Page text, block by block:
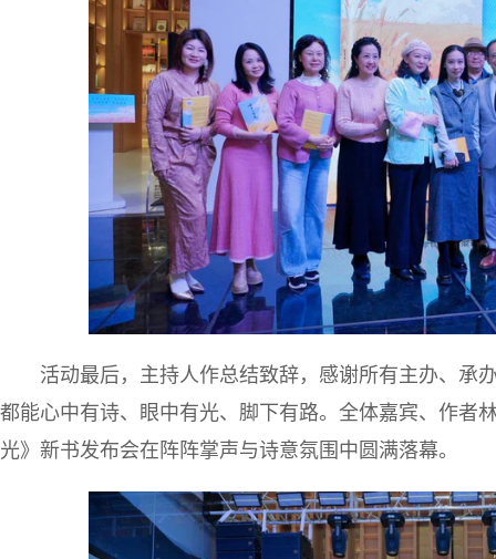
活动最后，主持人作总结致辞，感谢所有主办、承
都能心中有诗、眼中有光、脚下有路。全体嘉宾、作者
光》新书发布会在阵阵掌声与诗意氛围中圆满落幕。